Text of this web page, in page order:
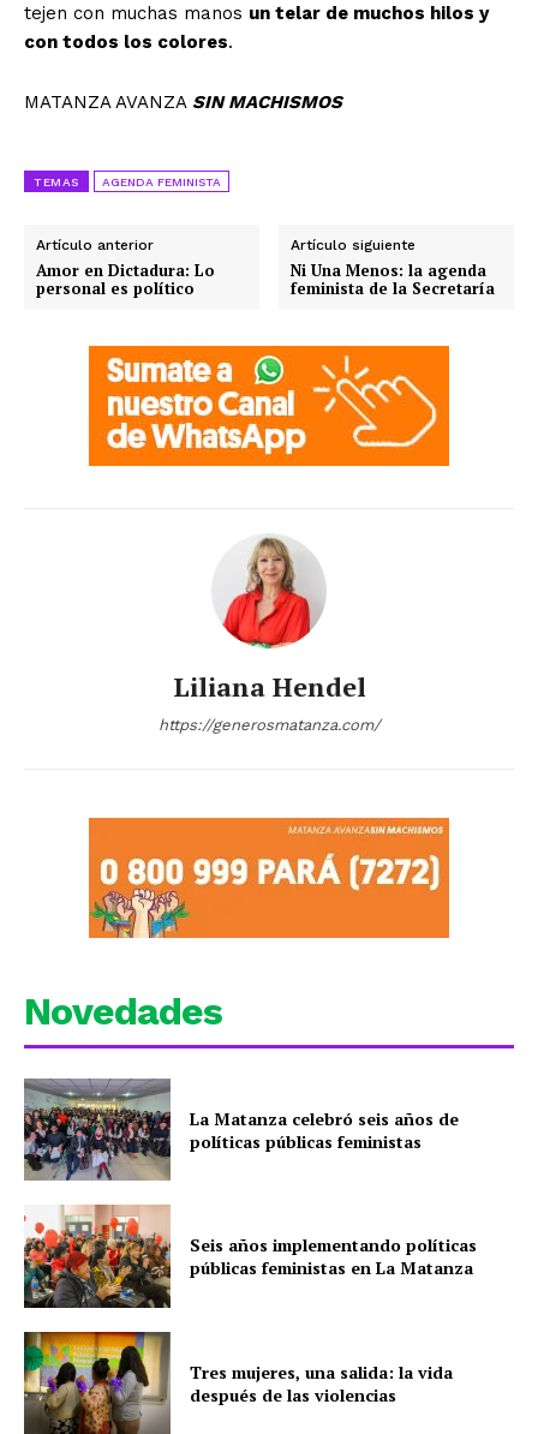
tejen con muchas manos un telar de muchos hilos y
con todos los colores.
MATANZA AVANZA SIN MACHISMOS
TEMAS AGENDA FEMINISTA
Artículo anterior
Amor en Dictadura: Lo
personal es político
Artículo siguiente
Ni Una Menos: la agenda
feminista de la Secretaría
Liliana Hendel
https://generosmatanza.com/
Novedades
La Matanza celebró seis años de
políticas públicas feministas
Seis años implementando políticas
públicas feministas en La Matanza
Tres mujeres, una salida: la vida
después de las violencias